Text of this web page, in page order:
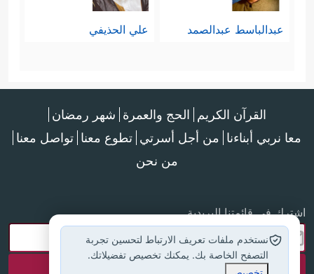
عبدالباسط عبدالصمد علي الحذيفي
القرآن الكريم الحج والعمرة شهر رمضان
معا نربي أبناءنا من أجل أسرتي تطوع معنا تواصل معنا
من نحن
اشترك في قائمتنا البريدية
نستخدم ملفات تعريف الارتباط لتحسين تجربة
التصفح الخاصة بك. يمكنك تخصيص تفضيلاتك.